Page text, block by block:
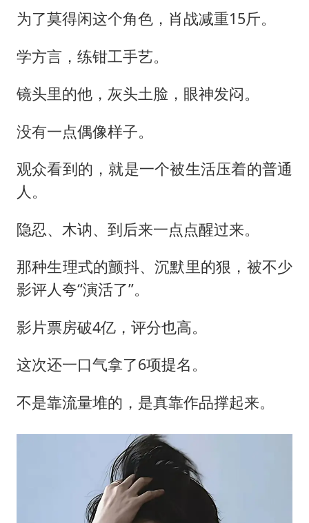
为了莫得闲这个角色，肖战减重15斤。
学方言，练钳工手艺。
镜头里的他，灰头土脸，眼神发闷。
没有一点偶像样子。
观众看到的，就是一个被生活压着的普通
人。
隐忍、木讷、到后来一点点醒过来。
那种生理式的颤抖、沉默里的狠，被不少
影评人夸“演活了”。
影片票房破4亿，评分也高。
这次还一口气拿了6项提名。
不是靠流量堆的，是真靠作品撑起来。